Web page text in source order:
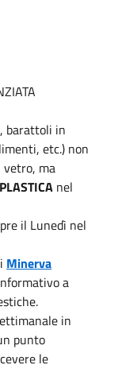
barattoli in
etc.) non
vetro, ma
PLASTICA nel
il Lunedì nel
Minerva
a
in
punto
le